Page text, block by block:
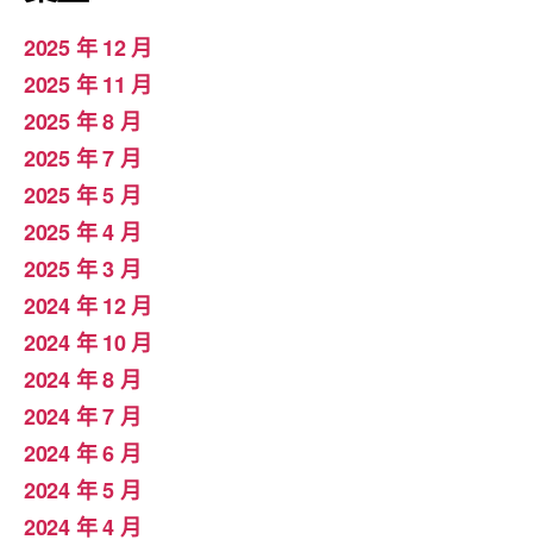
2025 年 12 月
2025 年 11 月
2025 年 8 月
2025 年 7 月
2025 年 5 月
2025 年 4 月
2025 年 3 月
2024 年 12 月
2024 年 10 月
2024 年 8 月
2024 年 7 月
2024 年 6 月
2024 年 5 月
2024 年 4 月